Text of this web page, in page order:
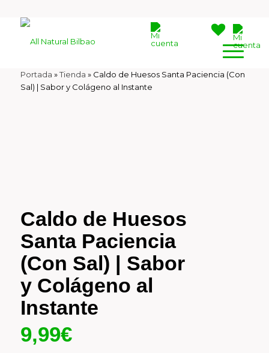
Portada »Tienda » Caldo de Huesos Santa Paciencia (Con
Sal) | Sabor y Colágeno al Instante
Caldo de Huesos
Santa Paciencia
(Con Sal) | Sabor
y Colágeno al
Instante
9,99€